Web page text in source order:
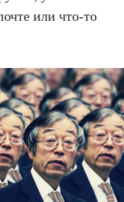
или что-то